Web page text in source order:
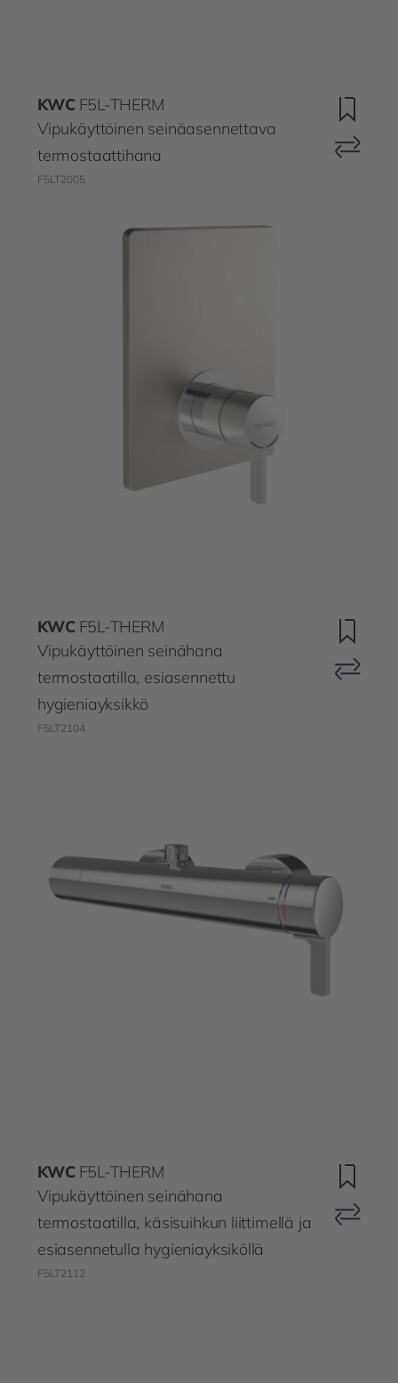
KWC F5L-THERM
Vipukäyttöinen seinäasennettava
termostaattihana
F5LT2005
KWC F5L-THERM
Vipukäyttöinen seinähana
termostaatilla, esiasennettu
hygieniayksikkö
F5LT2104
KWC F5L-THERM
Vipukäyttöinen seinähana
termostaatilla, käsisuihkun liittimellä ja
esiasennetulla hygieniayksiköllä
F5LT2112